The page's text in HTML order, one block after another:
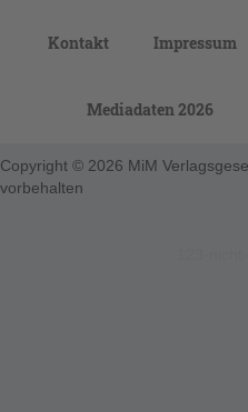
Kontakt Impressum
Mediadaten 2026
Copyright © 2026 MiM
vorbehalten